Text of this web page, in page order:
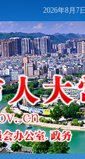
2026年8月7